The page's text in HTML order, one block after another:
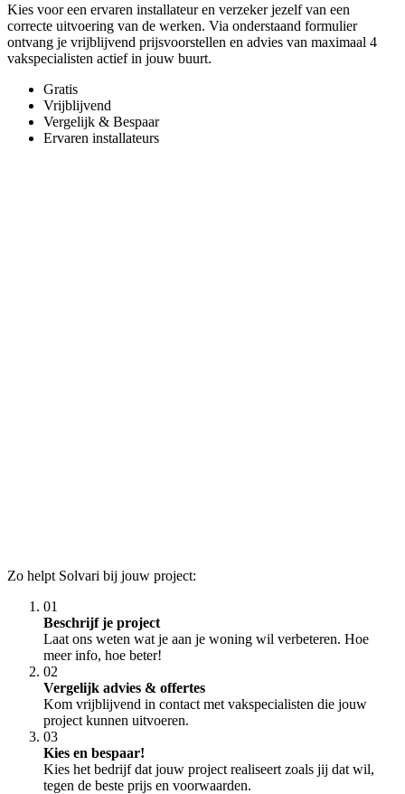
Kies voor een ervaren installateur en verzeker jezelf van een
correcte uitvoering van de werken. Via onderstaand formulier
ontvang je vrijblijvend prijsvoorstellen en advies van maximaal 4
vakspecialisten actief in jouw buurt.
Gratis
Vrijblijvend
Vergelijk & Bespaar
Ervaren installateurs
Zo helpt Solvari bij jouw project:
01
Beschrijf je project
Laat ons weten wat je aan je woning wil verbeteren. Hoe
meer info, hoe beter!
02
Vergelijk advies & offertes
Kom vrijblijvend in contact met vakspecialisten die jouw
project kunnen uitvoeren.
03
Kies en bespaar!
Kies het bedrijf dat jouw project realiseert zoals jij dat wil,
tegen de beste prijs en voorwaarden.